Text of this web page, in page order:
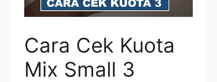
Cara Cek Kuota
Mix Small 3